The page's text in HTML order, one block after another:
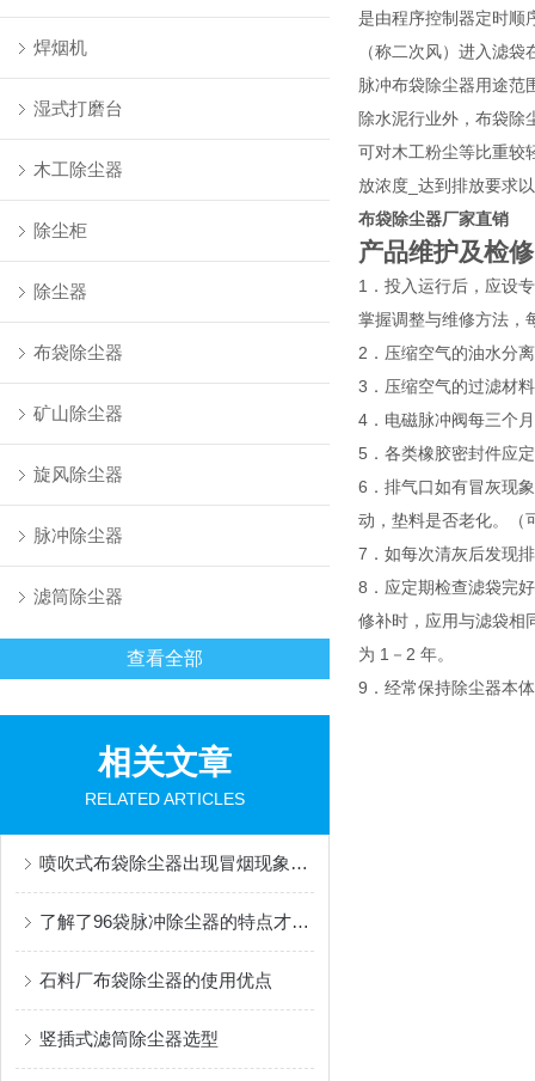
焊烟机
湿式打磨台
木工除尘器
除尘柜
除尘器
布袋除尘器
矿山除尘器
旋风除尘器
脉冲除尘器
滤筒除尘器
查看全部
相关文章
RELATED ARTICLES
喷吹式布袋除尘器出现冒烟现象后的解决方法分享
了解了96袋脉冲除尘器的特点才能更好的使用它
石料厂布袋除尘器的使用优点
竖插式滤筒除尘器选型
是由程序控制器定时顺
（称二次风）进入滤
脉冲布袋除尘器用途范
除水泥行业外，布袋除
可对木工粉尘等比重较
放浓度_达到排放要求
布袋除尘器厂家直销
产品维护及检修
1．投入运行后，应设
掌握调整与维修方法，
2．压缩空气的油水分
3．压缩空气的过滤材
4．电磁脉冲阀每三个
5．各类橡胶密封件应
6．排气口如有冒灰现
动，垫料是否老化。（
7．如每次清灰后发现
8．应定期检查滤袋完
修补时，应用与滤袋相
为 1－2 年。
9．经常保持除尘器本